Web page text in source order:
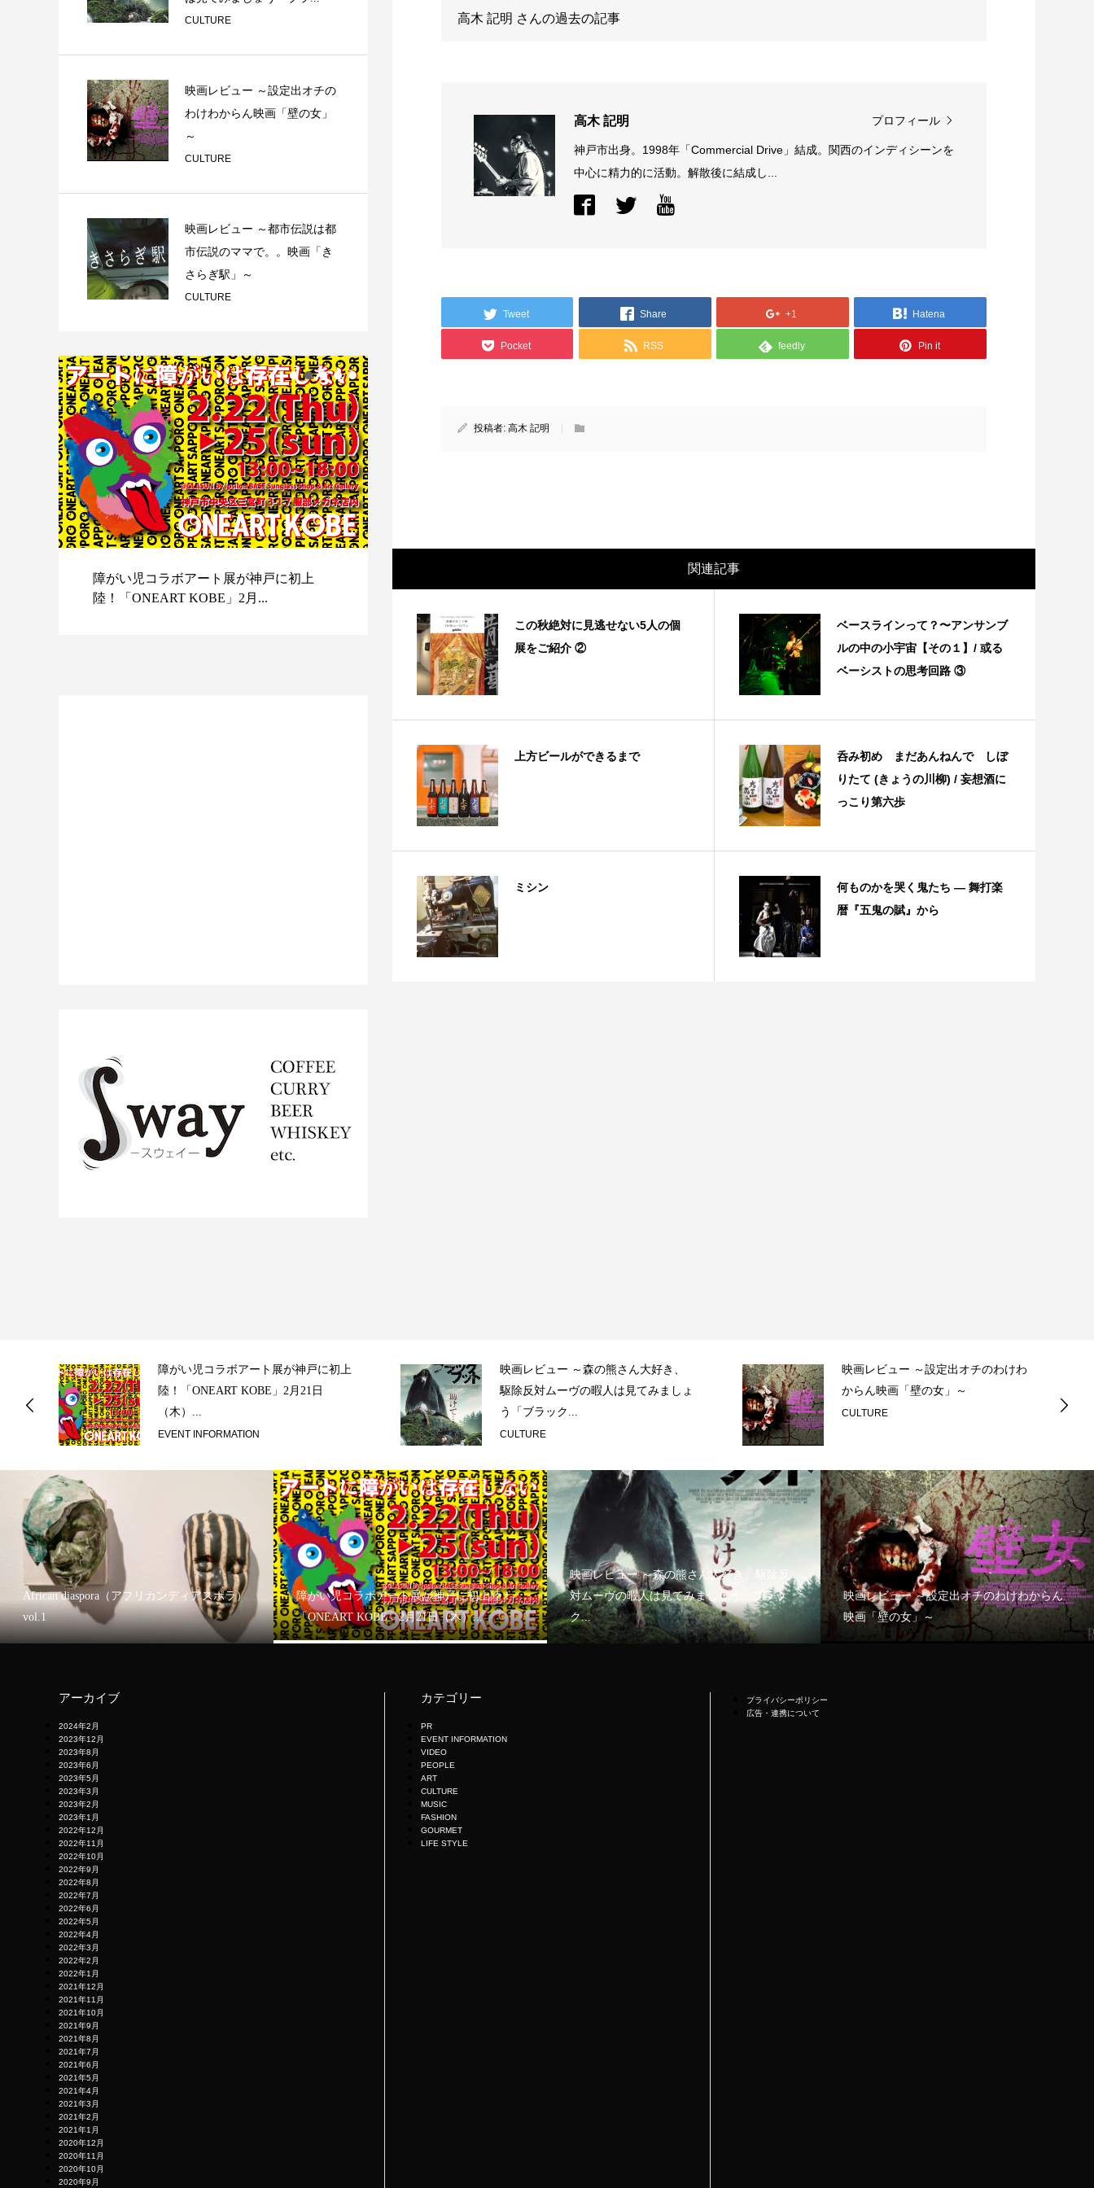
高木 記明 さんの過去の記事
高木 記明 プロフィール
神戸市出身。1998年「Commercial Drive」結成。関西のインディシーンを
中心に精力的に活動。解散後に結成し...
Tweet Share +1 Hatena
Pocket RSS feedly Pin it
投稿者:高木 記明
関連記事
この秋絶対に見逃せない5人の個
展をご紹介 ②
ベースラインって？〜アンサンブ
ルの中の小宇宙【その１】/ 或る
ベーシストの思考回路 ③
上方ビールができるまで
呑み初め まだあんねんで しぼ
りたて (きょうの川柳) / 妄想酒に
っこり第六歩
ミシン
何ものかを哭く鬼たち — 舞打楽
暦『五鬼の賦』から
CULTURE
映画レビュー ～設定出オチの
わけわからん映画「壁の女」
～
CULTURE
映画レビュー ～都市伝説は都
市伝説のママで。。映画「き
さらぎ駅」～
CULTURE
障がい児コラボアート展が神戸に初上
陸！「ONEART KOBE」2月...
映画レビュー ～森の熊さん大好き、駆除
反対ムーヴの暇人は見てみましょ...
映画レビュー ～設定出オチのわけわから
ん映画「壁の女」～
障がい児コラボアート展が神戸に初上
陸！「ONEART KOBE」2月21日
（木）...
EVENT INFORMATION
映画レビュー ～森の熊さん大好き、
駆除反対ムーヴの暇人は見てみましょ
う「ブラック...
CULTURE
映画レビュー ～設定出オチのわけわ
からん映画「壁の女」～
CULTURE
African diaspora（アフリカンディアスポラ）
vol.1
障がい児コラボアート展が神戸に初上陸！
「ONEART KOBE」2月21日（木）...
映画レビュー ～森の熊さん大好き、駆除反
対ムーヴの暇人は見てみましょう「ブラッ
ク...
映画レビュー ～設定出オチのわけわからん
映画「壁の女」～
アーカイブ
2024年2月
2023年12月
2023年8月
2023年6月
2023年5月
2023年3月
2023年2月
2023年1月
2022年12月
2022年11月
2022年10月
2022年9月
2022年8月
2022年7月
2022年6月
2022年5月
2022年4月
2022年3月
2022年2月
2022年1月
2021年12月
2021年11月
2021年10月
2021年9月
2021年8月
2021年7月
2021年6月
2021年5月
2021年4月
2021年3月
2021年2月
2021年1月
2020年12月
2020年11月
2020年10月
2020年9月
カテゴリー
PR
EVENT INFORMATION
VIDEO
PEOPLE
ART
CULTURE
MUSIC
FASHION
GOURMET
LIFE STYLE
プライバシーポリシー
広告・連携について